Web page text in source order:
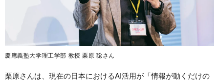
慶應義塾大学理工学部 教授 栗原 聡さん
栗原さんは、現在の日本におけるAI活用が「情報が動くだけの